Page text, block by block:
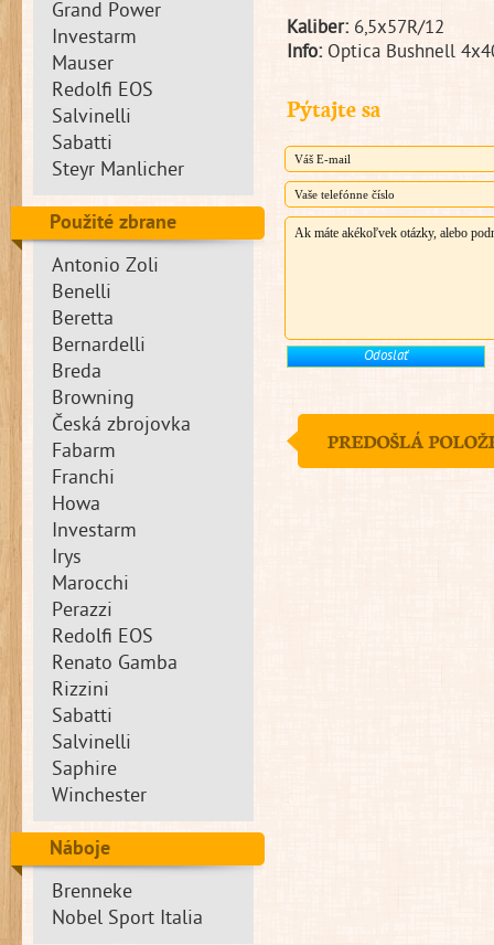
Grand Power
Investarm
Mauser
Redolfi EOS
Salvinelli
Sabatti
Steyr Manlicher
Použité zbrane
Antonio Zoli
Benelli
Beretta
Bernardelli
Breda
Browning
Česká zbrojovka
Fabarm
Franchi
Howa
Investarm
Irys
Marocchi
Perazzi
Redolfi EOS
Renato Gamba
Rizzini
Sabatti
Salvinelli
Saphire
Winchester
Náboje
Brenneke
Nobel Sport Italia
Kaliber: 6,5x57R/12
Info: Optica Bushnell
Pýtajte sa